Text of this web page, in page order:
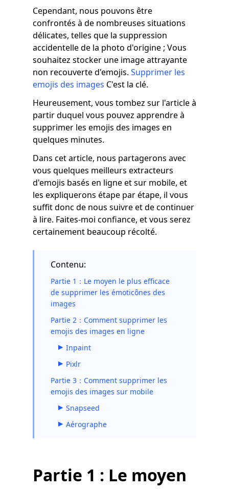
Cependant, nous pouvons être
confrontés à de nombreuses situations
délicates, telles que la suppression
accidentelle de la photo d'origine ; Vous
souhaitez stocker une image attrayante
non recouverte d'emojis. Supprimer les
emojis des images C'est la clé.
Heureusement, vous tombez sur l'article à
partir duquel vous pouvez apprendre à
supprimer les emojis des images en
quelques minutes.
Dans cet article, nous partagerons avec
vous quelques meilleurs extracteurs
d'emojis basés en ligne et sur mobile, et
les expliquerons étape par étape, il vous
suffit donc de nous suivre et de continuer
à lire. Faites-moi confiance, et vous serez
certainement beaucoup récolté.
Contenu:
Partie 1：Le moyen le plus efficace
de supprimer les émoticônes des
images
Partie 2：Comment supprimer les
emojis des images en ligne
Inpaint
Pixlr
Partie 3：Comment supprimer les
emojis des images sur mobile
Snapseed
Aérographe
Partie 1 : Le moyen